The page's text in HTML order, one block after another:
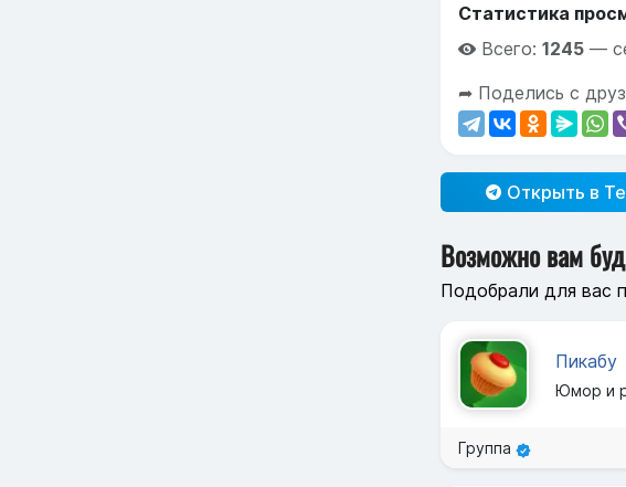
Статистика
Всего: 1245 —
➦ Поделись с
Открыть в
Возможно вам
Подобрали для вас
Пикабу
Юмор и
Группа